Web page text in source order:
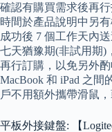
確認有購買需求後再
時間於產品說明中另
成功後 7 個工作天內
七天猶豫期(非試用期)
再行訂購，以免另外
MacBook 和 iPad 之間
戶不用額外攜帶滑鼠
平板外接鍵盤: 【